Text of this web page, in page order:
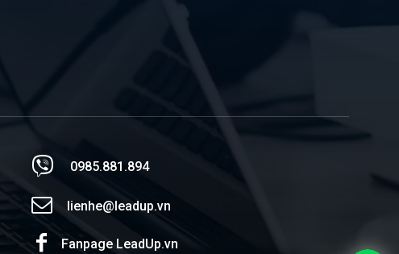
0985.881.894
lienhe@leadup.vn
Fanpage LeadUp.vn